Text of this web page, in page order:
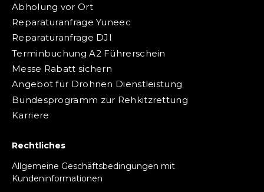
Abholung vor Ort
Reparaturanfrage Yuneec
Reparaturanfrage DJI
Terminbuchung A2 Führerschein
Messe Rabatt sichern
Angebot für Drohnen Dienstleistung
Bundesprogramm zur Rehkitzrettung
Karriere
Rechtliches
Allgemeine Geschäftsbedingungen mit
Kundeninformationen